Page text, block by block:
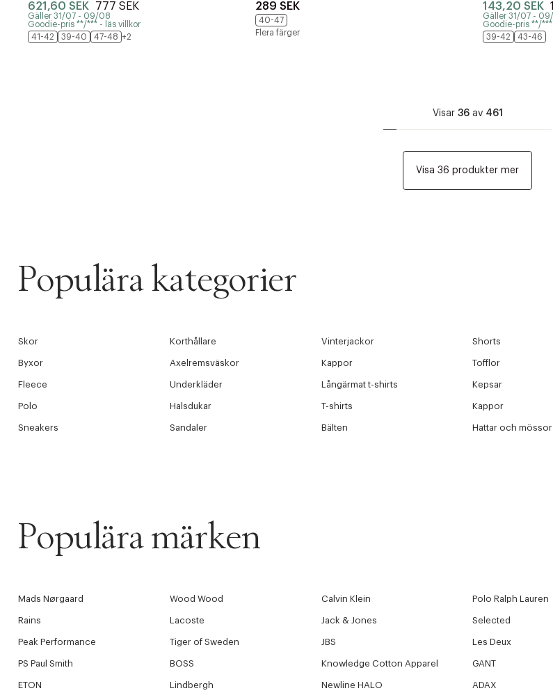
621,60 SEK 777 SEK
Gäller 31/07 - 09/08
Goodie-pris **/*** - läs villkor
41-42
39-40 47-48 +2
289 SEK
40-47
Flera färger
143,20 SEK
Gäller 31/07 -
Goodie-pris **/
39-42
43-46
Visar 36av 461
Visa 36 produkter mer
Populära kategorier
Skor Korthållare Vinterjackor Shorts
Byxor Axelremsväskor Kappor Tofflor
Fleece Underkläder Långärmat t-shirts Kepsar
Polo Halsdukar T-shirts Kappor
Sneakers Sandaler Bälten Hattar och mössor
Populära märken
Mads Nørgaard Wood Wood Calvin Klein Polo Ralph Lauren
Rains Lacoste Jack & Jones Selected
Peak Performance Tiger of Sweden JBS Les Deux
PS Paul Smith BOSS Knowledge Cotton Apparel GANT
ETON Lindbergh Newline HALO ADAX